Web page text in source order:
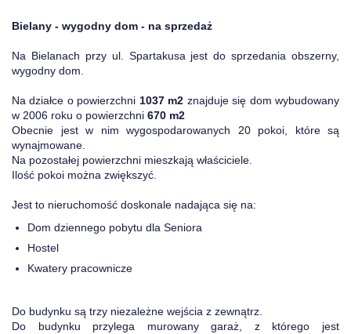
Bielany - wygodny dom - na sprzedaż
Na Bielanach przy ul. Spartakusa jest do sprzedania obszerny,
wygodny dom.
Na działce o powierzchni 1037 m2 znajduje się dom wybudowany
w 2006 roku o powierzchni 670 m2
Obecnie jest w nim wygospodarowanych 20 pokoi, które są
wynajmowane.
Na pozostałej powierzchni mieszkają właściciele.
Ilość pokoi można zwiększyć.
Jest to nieruchomość doskonale nadająca się na:
Dom dziennego pobytu dla Seniora
Hostel
Kwatery pracownicze
Do budynku są trzy niezależne wejścia z zewnątrz.
Do budynku przylega murowany garaż, z którego jest